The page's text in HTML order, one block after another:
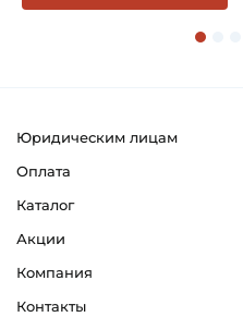
Юридическим лицам
Оплата
Каталог
Акции
Компания
Контакты